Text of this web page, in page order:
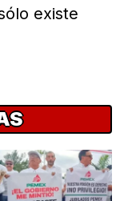
existe